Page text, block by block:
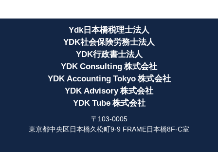
Ydk日本橋税理士法人
YDK社会保険労務士法人
YDK行政書士法人
YDK Consulting 株式会社
YDK Accounting Tokyo 株式会社
YDK Advisory 株式会社
YDK Tube 株式会社
〒103-0005
東京都中央区日本橋久松町9-9 FRAME日本橋8F-C室